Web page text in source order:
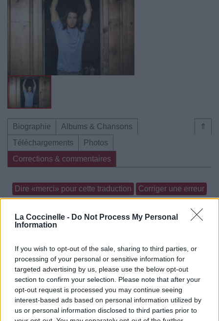
La Coccinelle - Do Not Process My Personal
Information
If you wish to opt-out of the sale, sharing to third parties, or
processing of your personal or sensitive information for
targeted advertising by us, please use the below opt-out
section to confirm your selection. Please note that after your
opt-out request is processed you may continue seeing
interest-based ads based on personal information utilized by
us or personal information disclosed to third parties prior to
⇑
Biographie
Albums & Chansons
Téléchargements
Photos
Corrections & commentaires
Dire «merci» pour cette traduction Corriger une erreur